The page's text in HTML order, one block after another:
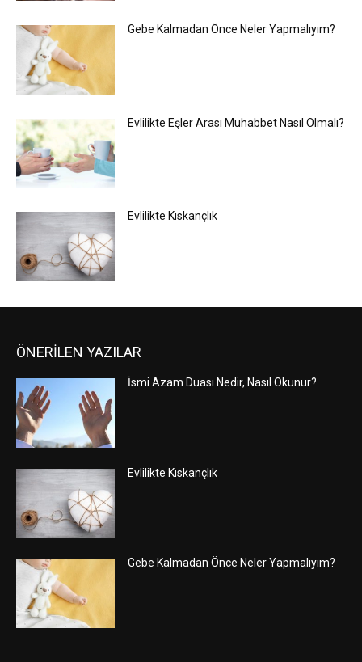
Gebe Kalmadan Önce Neler Yapmalıyım?
Evlilikte Eşler Arası Muhabbet Nasıl Olmalı?
Evlilikte Kıskançlık
ÖNERİLEN YAZILAR
İsmi Azam Duası Nedir, Nasıl Okunur?
Evlilikte Kıskançlık
Gebe Kalmadan Önce Neler Yapmalıyım?